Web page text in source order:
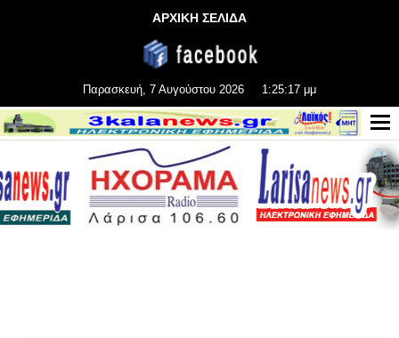
ΑΡΧΙΚΗ ΣΕΛΙΔΑ
Παρασκευή, 7 Αυγούστου 2026 1:25:18 μμ